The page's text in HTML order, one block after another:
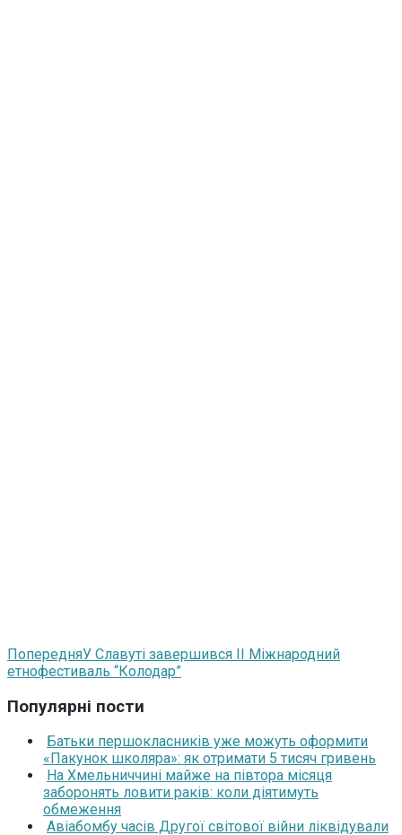
ПопередняУ Славуті завершився II Міжнародний
етнофестиваль “Колодар”
Популярні пости
Батьки першокласників уже можуть оформити
«Пакунок школяра»: як отримати 5 тисяч гривень
На Хмельниччині майже на півтора місяця
заборонять ловити раків: коли діятимуть
обмеження
Авіабомбу часів Другої світової війни ліквідували